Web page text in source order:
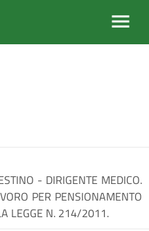
- DIRIGENTE MEDICO.
PER PENSIONAMENTO
LEGGE N. 214/2011.